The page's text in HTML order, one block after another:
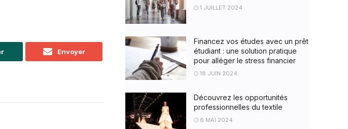
Envoyer
1 JUILLET 2024
Financez vos études avec un prêt
étudiant : une solution pratique
pour alléger le stress financier
18 JUIN 2024
Découvrez les opportunités
professionnelles du textile
6 MAI 2024